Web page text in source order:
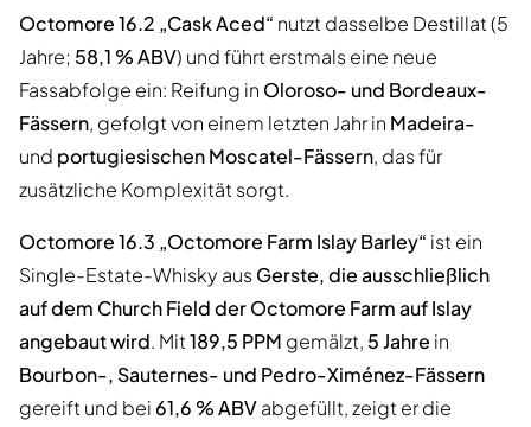
Octomore 16.2 „Cask Aced“ nutzt dasselbe Destillat (5
Jahre; 58,1 % ABV) und führt erstmals eine neue
Fassabfolge ein: Reifung in Oloroso- und Bordeaux-
Fässern, gefolgt von einem letzten Jahr in Madeira-
und portugiesischen Moscatel-Fässern, das für
zusätzliche Komplexität sorgt.
Octomore 16.3 „Octomore Farm Islay Barley“ ist ein
Single-Estate-Whisky ausGerste, die ausschließlich
auf dem Church Field der Octomore Farm auf Islay
angebaut wird. Mit189,5 PPM gemälzt, 5 Jahre in
Bourbon-, Sauternes- und Pedro-Ximénez-Fässern
gereift und bei 61,6 % ABVabgefüllt, zeigt er die